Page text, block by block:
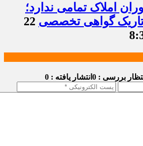
املاک تمامی ندارد؛
تاریک گواهی تخصصی 22
بررسی : 0 انتشار یافته : 0